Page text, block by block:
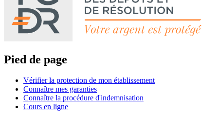
Pied de page
Vérifier la protection de mon établissement
Connaître mes garanties
Connaître la procédure d'indemnisation
Cours en ligne